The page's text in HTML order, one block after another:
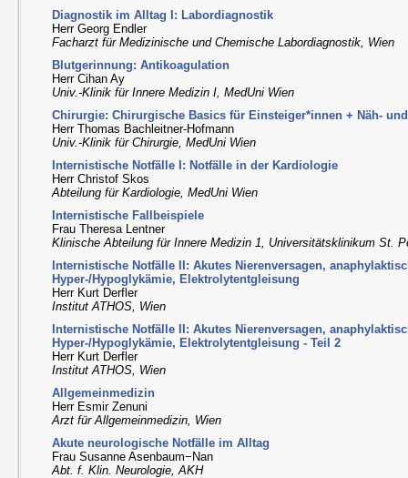
Diagnostik im Alltag I: Labordiagnostik
Herr Georg Endler
Facharzt für Medizinische und Chemische Labordiagnostik, Wien
Blutgerinnung: Antikoagulation
Herr Cihan Ay
Univ.-Klinik für Innere Medizin I, MedUni Wien
Chirurgie: Chirurgische Basics für Einsteiger*innen + Näh-
Herr Thomas Bachleitner-Hofmann
Univ.-Klinik für Chirurgie, MedUni Wien
Internistische Notfälle I: Notfälle in der Kardiologie
Herr Christof Skos
Abteilung für Kardiologie, MedUni Wien
Internistische Fallbeispiele
Frau Theresa Lentner
Klinische Abteilung für Innere Medizin 1, Universitätsklinikum St.
Internistische Notfälle II: Akutes Nierenversagen,
Hyper-/Hypoglykämie, Elektrolytentgleisung
Herr Kurt Derfler
Institut ATHOS, Wien
Internistische Notfälle II: Akutes Nierenversagen,
Hyper-/Hypoglykämie, Elektrolytentgleisung - Teil 2
Herr Kurt Derfler
Institut ATHOS, Wien
Allgemeinmedizin
Herr Esmir Zenuni
Arzt für Allgemeinmedizin, Wien
Akute neurologische Notfälle im Alltag
Frau Susanne Asenbaum−Nan
Abt. f. Klin. Neurologie, AKH